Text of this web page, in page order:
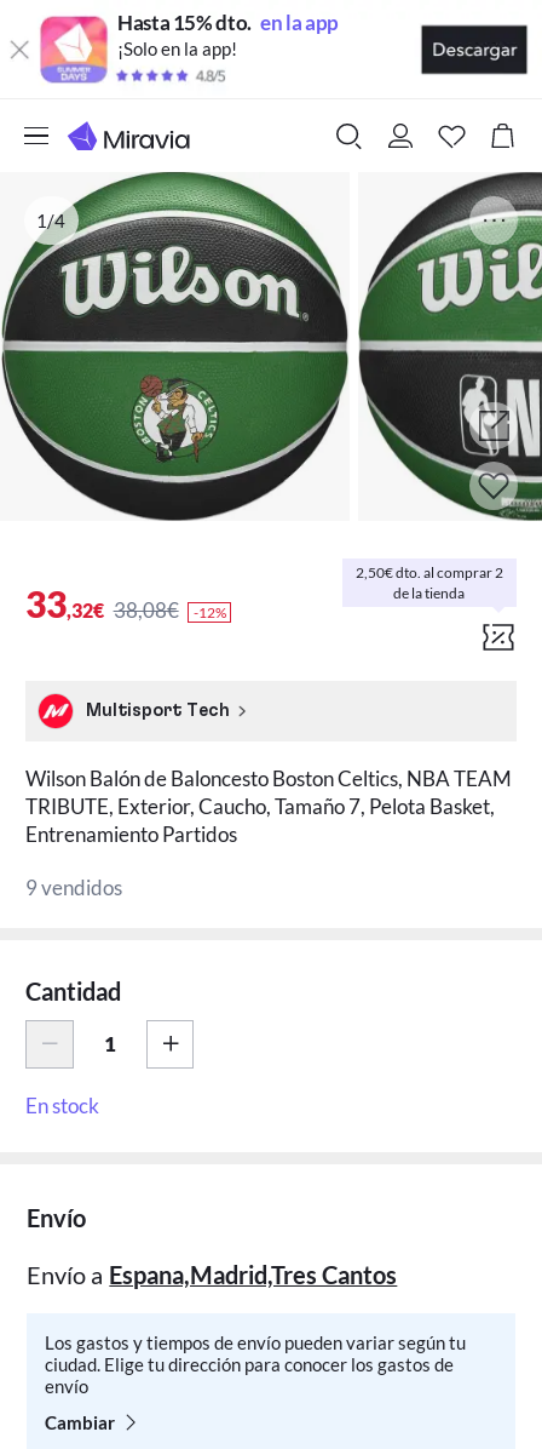
Hasta 15% dto. en la app
¡Solo en la app!
1/4
33,32€ 38,08€ -12%
2,50€ dto. al comprar 2
de la tienda
Multisport Tech
Wilson Balón de Baloncesto Boston Celtics, NBA TEAM
TRIBUTE, Exterior, Caucho, Tamaño 7, Pelota Basket,
Entrenamiento Partidos
9 vendidos
Cantidad
En stock
Envío
Envío a Espana,Madrid,Tres Cantos
Los gastos y tiempos de envío pueden variar según tu
ciudad. Elige tu dirección para conocer los gastos de
envío
Cambiar